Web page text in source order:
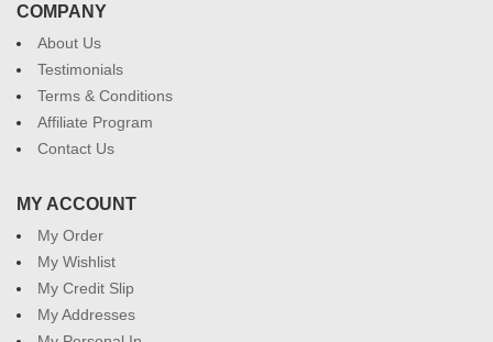
COMPANY
About Us
Testimonials
Terms & Conditions
Affiliate Program
Contact Us
MY ACCOUNT
My Order
My Wishlist
My Credit Slip
My Addresses